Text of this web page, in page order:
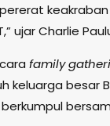
ujar Charlie
family
keluarga besar